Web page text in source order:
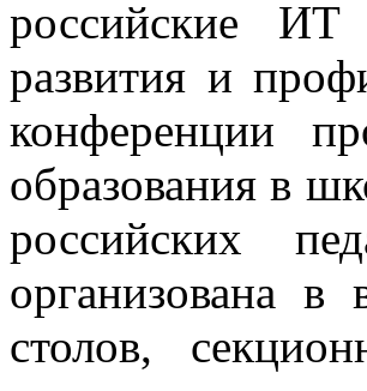
российские ИТ
развития и
конференции
образования в
российских
организована
столов,